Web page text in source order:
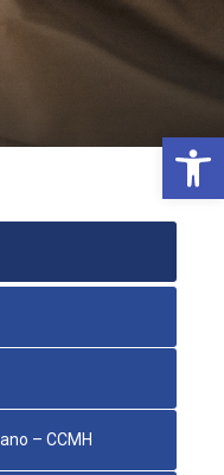
– CCMH